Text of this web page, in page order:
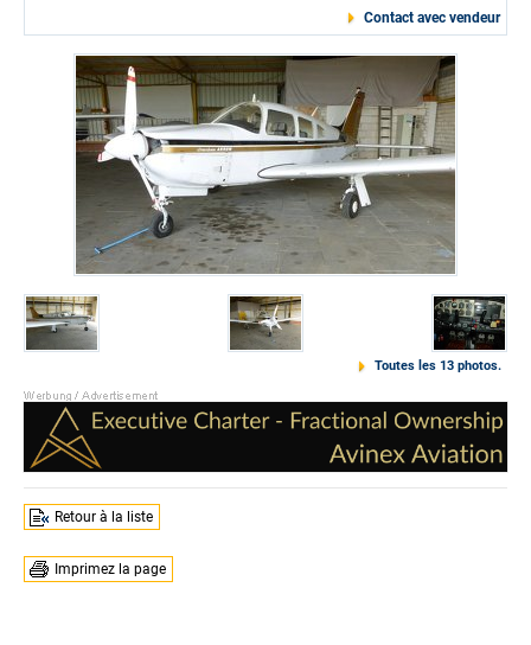
Contact avec vendeur
Toutes les 13 photos.
Retour à la liste
Imprimez la page